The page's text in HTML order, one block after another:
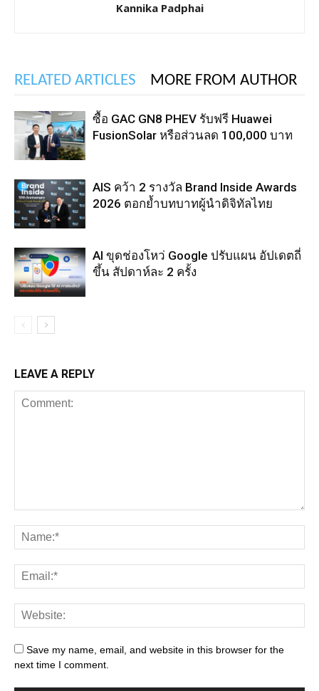
Kannika Padphai
RELATED ARTICLES MORE FROM AUTHOR
ซื้อ GAC GN8 PHEV รับฟรี Huawei
FusionSolar หรือส่วนลด 100,000 บาท
AIS คว้า 2 รางวัล Brand Inside Awards
2026 ตอกย้ำบทบาทผู้นำดิจิทัลไทย
AI ขุดช่องโหว่ Google ปรับแผน อัปเดตถี่
ขึ้น สัปดาห์ละ 2 ครั้ง
LEAVE A REPLY
Save my name, email, and website in this browser for the
next time I comment.